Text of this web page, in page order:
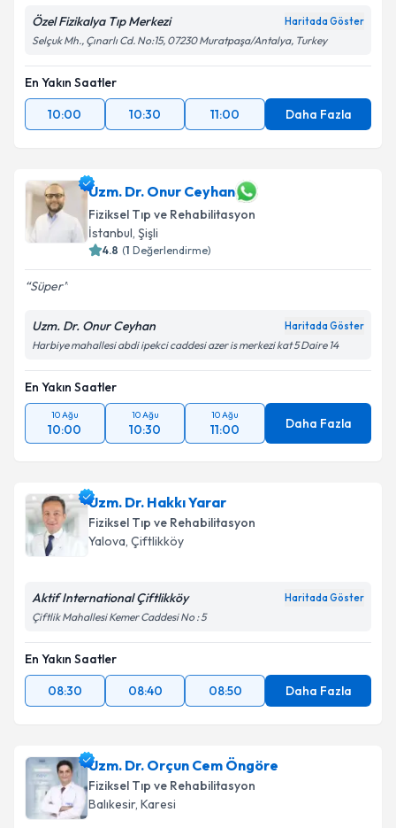
Özel Fizikalya Tıp Merkezi Haritada Göster
Selçuk Mh., Çınarlı Cd. No:15, 07230 Muratpaşa/Antalya, Turkey
En Yakın Saatler
10:00
10:30 11:00 Daha Fazla
Uzm. Dr. Onur Ceyhan
Fiziksel Tıp ve Rehabilitasyon
İstanbul, Şişli
4.8 (1 Değerlendirme)
Süper
Uzm. Dr. Onur Ceyhan Haritada Göster
Harbiye mahallesi abdi ipekci caddesi azer is merkezi kat 5 Daire 14
En Yakın Saatler
10 Ağu
10:00
10 Ağu
10:30
10 Ağu
11:00 Daha Fazla
Uzm. Dr. Hakkı Yarar
Fiziksel Tıp ve Rehabilitasyon
Yalova, Çiftlikköy
Aktif International Çiftlikköy Haritada Göster
Çiftlik Mahallesi Kemer Caddesi No : 5
En Yakın Saatler
08:30
08:40 08:50 Daha Fazla
Uzm. Dr. Orçun Cem Öngöre
Fiziksel Tıp ve Rehabilitasyon
Balıkesir, Karesi